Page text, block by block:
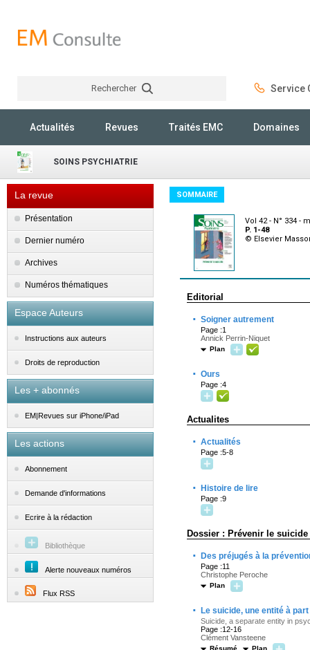
Rechercher Service
Actualités Revues Traités EMC Domaines
SOINS PSYCHIATRIE
La revue
Présentation
Dernier numéro
Archives
Numéros thématiques
Espace Auteurs
Instructions aux auteurs
Droits de reproduction
Les + abonnés
EM|Revues sur iPhone/iPad
Les actions
Abonnement
Demande d'informations
Ecrire à la rédaction
Bibliothèque
Alerte nouveaux numéros
Flux RSS
SOMMAIRE
Vol 42 - N° 334 -
P. 1-48
© Elsevier
Editorial
· Soigner autrement
Page :1
Annick Perrin-Niquet
Plan
· Ours
Page :4
Actualites
· Actualités
Page :5-8
· Histoire de lire
Page :9
Dossier : Prévenir le suicide
· Des préjugés à la
Page :11
Christophe Peroche
Plan
· Le suicide, une entité à
Suicide, a separate entity in
Page :12-16
Clément Vansteene
Résumé Plan